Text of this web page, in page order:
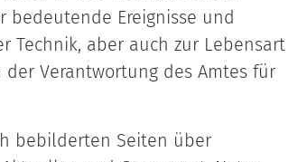
bedeutende Ereignisse und
Technik, aber auch zur Lebensart
Verantwortung des Amtes für
bebilderten Seiten über